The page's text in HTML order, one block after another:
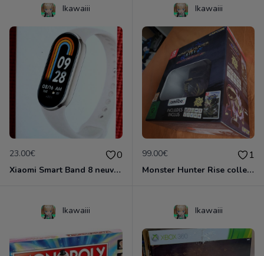
Ikawaiii
23.00€ 0
Xiaomi Smart Band 8 neuve emballée
Ikawaiii
99.00€ 1
Monster Hunter Rise collector Nintendo Switch
Ikawaiii Ikawaiii